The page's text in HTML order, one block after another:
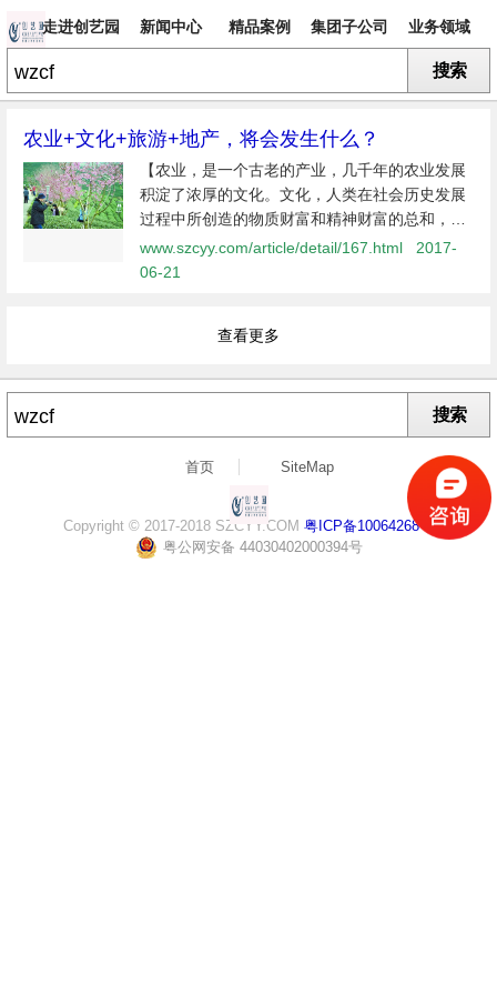
走进创艺园 新闻中心 精品案例 集团子公司 业务领域
搜索
农业+文化+旅游+地产，将会发生什么？
【农业，是一个古老的产业，几千年的农业发展
积淀了浓厚的文化。文化，人类在社会历史发展
过程中所创造的物质财富和精神财富的总和，特
指精神财富。农业与文化自古以来息息关联，相
辅相成。现今随着旅游和地产两大行业的不断发
www.szcyy.com/article/detail/167.html
2017-
06-21
查看更多
搜索
首页 SiteMap
Copyright © 2017-2018 SZCYY.COM 粤ICP备10064268号
粤公网安备 44030402000394号